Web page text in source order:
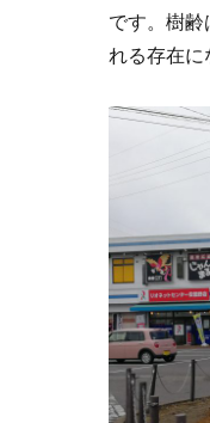
です。樹齢
れる存在に